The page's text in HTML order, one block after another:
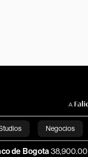
Negocios
38,900.00 +0.46%